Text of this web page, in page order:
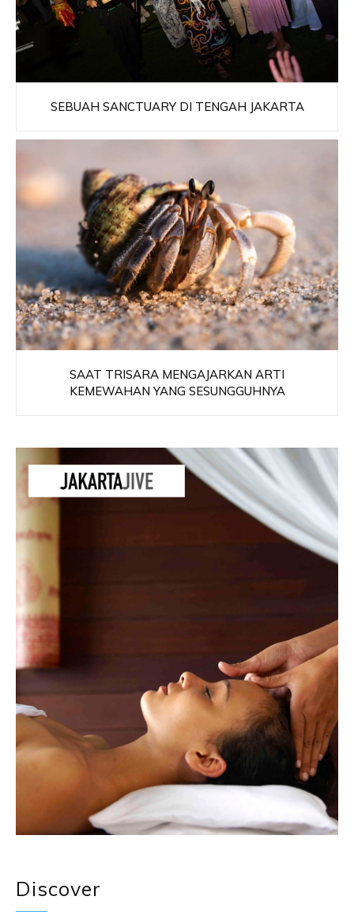
SEBUAH SANCTUARY DI TENGAH JAKARTA
SAAT TRISARA MENGAJARKAN ARTI
KEMEWAHAN YANG SESUNGGUHNYA
Discover